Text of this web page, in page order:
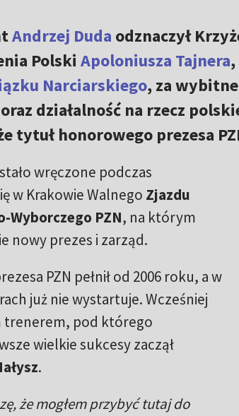
Andrzej Duda odznaczył
Polski Apoloniusza Tajnera
Narciarskiego, za
działalność na rzecz
tytuł honorowego prezesa
wręczone podczas
w Krakowie Walnego Zjazdu
Wyborczego PZN, na którym
nowy prezes i zarząd.
PZN pełnił od 2006 roku, a w
już nie wystartuje. Wcześniej
trenerem, pod którego
wielkie sukcesy zaczął
.
że mogłem przybyć tutaj do